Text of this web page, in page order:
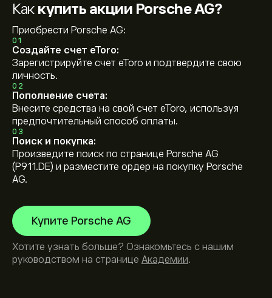
Как купить акции Porsche AG?
Приобрести Porsche AG:
01
Создайте счет eToro:
Зарегистрируйте счет eToro и подтвердите свою
личность.
02
Пополнение счета:
Внесите средства на свой счет eToro, используя
предпочтительный способ оплаты.
03
Поиск и покупка:
Произведите поиск по странице Porsche AG
(P911.DE) и разместите ордер на покупку Porsche
AG.
Купите Porsche AG
Хотите узнать больше? Ознакомьтесь с нашим
руководством на странице Академии.